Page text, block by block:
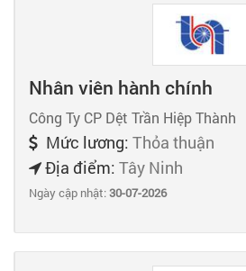
Nhân viên hành chính
Công Ty CP Dệt Trần Hiệp Thành
Mức lương: Thỏa thuận
Địa điểm: Tây Ninh
Ngày cập nhật:30-07-2026